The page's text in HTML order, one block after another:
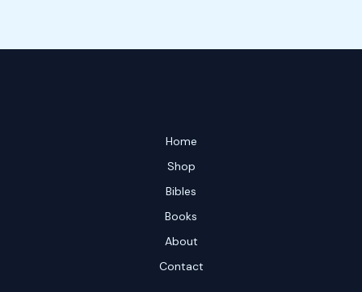
Home
Shop
Bibles
Books
About
Contact